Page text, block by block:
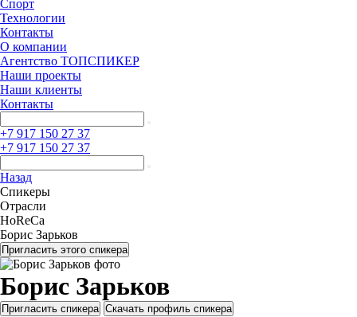
Спорт
Технологии
Контакты
О компании
Агентство ТОПСПИКЕР
Наши проекты
Наши клиенты
Контакты
+7 917 150 27 37
+7 917 150 27 37
Назад
Спикеры
Отрасли
HoReCa
Борис Зарьков
Пригласить этого спикера
Борис Зарьков
Пригласить спикера Скачать профиль спикера